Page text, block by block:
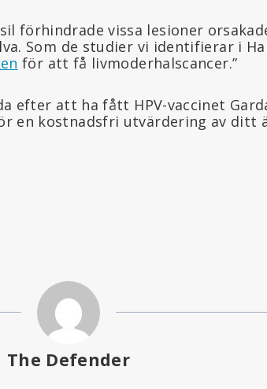
förhindrade vissa lesioner
Som de studier vi identifierar i
för att få livmoderhalscancer.”
efter att ha fått HPV-vaccinet
en kostnadsfri utvärdering av ditt
The Defender